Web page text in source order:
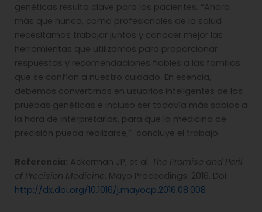
genéticas resulta clave para los pacientes. “Ahora
más que nunca, como profesionales de la salud
necesitamos trabajar juntos y conocer mejor las
herramientas que utilizamos para proporcionar
respuestas y recomendaciones fiables a las familias
que se confían a nuestro cuidado. En esencia,
debemos convertirnos en usuarios inteligentes de las
pruebas genéticas e incluso ser todavía más sabios a
la hora de interpretarlas, para que la medicina de
precisión pueda realizarse,” concluye el trabajo.
Referencia: Ackerman JP, et al. The Promise and Peril
of Precision Medicine. Mayo Proceedings. 2016. Doi:
http://dx.doi.org/10.1016/j.mayocp.2016.08.008